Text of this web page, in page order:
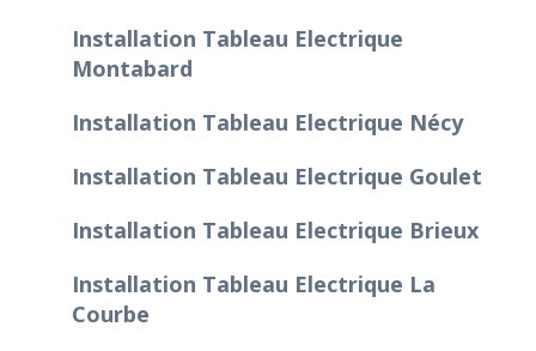
Installation Tableau Electrique
Montabard
Installation Tableau Electrique Nécy
Installation Tableau Electrique Goulet
Installation Tableau Electrique Brieux
Installation Tableau Electrique La
Courbe